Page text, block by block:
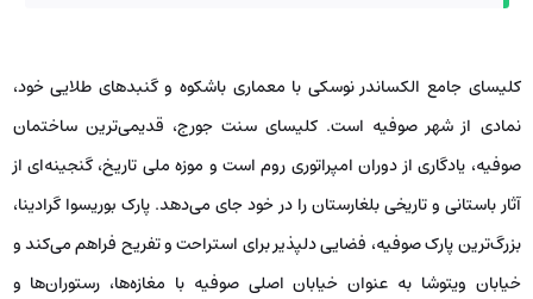
کلیسای جامع الکساندر نوسکی با معماری باشکوه و گنبدهای طلایی خود،
نمادی از شهر صوفیه است. کلیسای سنت جورج، قدیمی‌ترین ساختمان
صوفیه، یادگاری از دوران امپراتوری روم است و موزه ملی تاریخ، گنجینه‌ای از
آثار باستانی و تاریخی بلغارستان را در خود جای می‌دهد. پارک بوریسوا گرادینا،
بزرگ‌ترین پارک صوفیه، فضایی دلپذیر برای استراحت و تفریح فراهم می‌کند و
خیابان ویتوشا به عنوان خیابان اصلی صوفیه با مغازه‌ها، رستوران‌ها و